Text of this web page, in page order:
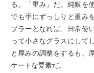
る。「重み」だ。純銀を
でも手にずっしりと重み
ブラーとなれば、日常使
って小さなグラスにして
と厚みの調整をするも、
ケートな要素だ。